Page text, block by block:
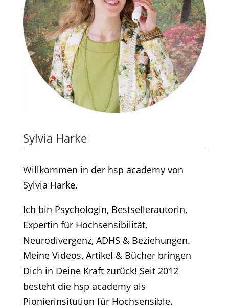
Sylvia Harke
Willkommen in der hsp academy von
Sylvia Harke.
Ich bin Psychologin, Bestsellerautorin,
Expertin für Hochsensibilität,
Neurodivergenz, ADHS & Beziehungen.
Meine Videos, Artikel & Bücher bringen
Dich in Deine Kraft zurück! Seit 2012
besteht die hsp academy als
Pionierinsitution für Hochsensible.